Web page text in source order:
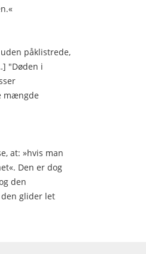
påklistrede,
"Døden i
mængde
at: »hvis man
Den er dog
den
glider let